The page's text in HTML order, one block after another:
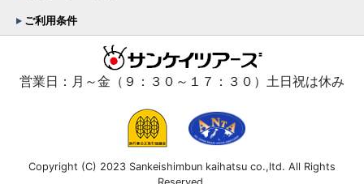
ご利用条件
営業日：月～金（９：３０～１７：３０）土日祝は休み
Copyright (C) 2023 Sankeishimbun kaihatsu co.,ltd. All Rights